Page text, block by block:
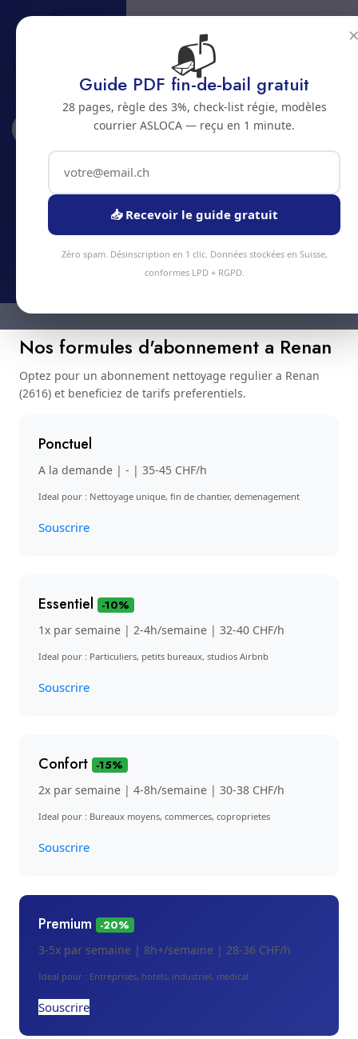
Accueil Abonnements Renan
Abonnement nettoyage a Renan
Economisez jusqu'a 20% avec un abonnement
Nos formules d'abonnement a Renan
Optez pour un abonnement nettoyage regulier a Renan
(2616) et beneficiez de tarifs preferentiels.
Ponctuel
A la demande | - | 35-45 CHF/h
Ideal pour : Nettoyage unique, fin de chantier, demenagement
Souscrire
Essentiel
-10%
1x par semaine | 2-4h/semaine | 32-40 CHF/h
Ideal pour : Particuliers, petits bureaux, studios Airbnb
Souscrire
Confort -15%
2x par semaine | 4-8h/semaine | 30-38 CHF/h
Ideal pour : Bureaux moyens, commerces, coproprietes
Souscrire
Premium
-20%
3-5x par semaine | 8h+/semaine | 28-36 CHF/h
Ideal pour : Entreprises, hotels, industriel, medical
Souscrire
📬
Guide PDF fin-de-bail gratuit
28 pages, règle des 3%, check-list régie, modèles
courrier ASLOCA — reçu en 1 minute.
📥 Recevoir le guide gratuit
Zéro spam. Désinscription en 1 clic. Données stockées en Suisse,
conformes LPD + RGPD.